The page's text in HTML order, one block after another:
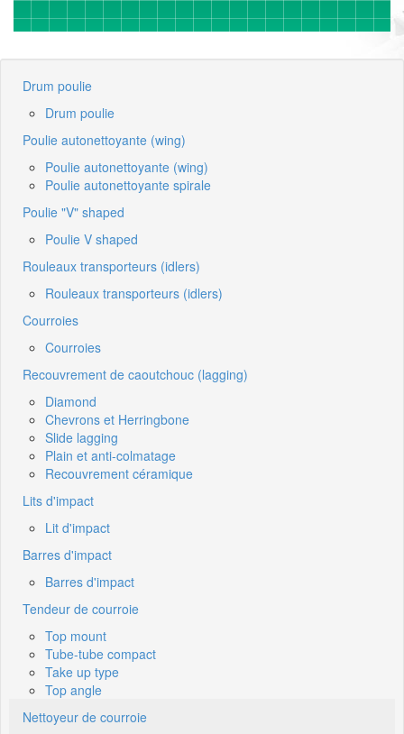
Drum poulie
Drum poulie
Poulie autonettoyante (wing)
Poulie autonettoyante (wing)
Poulie autonettoyante spirale
Poulie "V" shaped
Poulie V shaped
Rouleaux transporteurs (idlers)
Rouleaux transporteurs (idlers)
Courroies
Courroies
Recouvrement de caoutchouc (lagging)
Diamond
Chevrons et Herringbone
Slide lagging
Plain et anti-colmatage
Recouvrement céramique
Lits d'impact
Lit d'impact
Barres d'impact
Barres d'impact
Tendeur de courroie
Top mount
Tube-tube compact
Take up type
Top angle
Nettoyeur de courroie